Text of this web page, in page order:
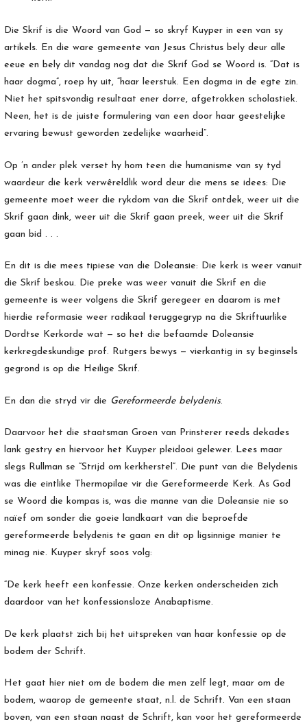
Die Skrif is die Woord van God — so skryf Kuyper in een van sy
artikels. En die ware gemeente van Jesus Christus bely deur alle
eeue en bely dit vandag nog dat die Skrif God se Woord is. “Dat is
haar dogma”, roep hy uit, “haar leerstuk. Een dogma in de egte zin.
Niet het spitsvondig resultaat ener dorre, afgetrokken scholastiek.
Neen, het is de juiste formulering van een door haar geestelijke
ervaring bewust geworden zedelijke waarheid”.
Op ’n ander plek verset hy hom teen die humanisme van sy tyd
waardeur die kerk verwêreldlik word deur die mens se idees: Die
gemeente moet weer die rykdom van die Skrif ontdek, weer uit die
Skrif gaan dink, weer uit die Skrif gaan preek, weer uit die Skrif
gaan bid . . .
En dit is die mees tipiese van die Doleansie: Die kerk is weer vanuit
die Skrif beskou. Die preke was weer vanuit die Skrif en die
gemeente is weer volgens die Skrif geregeer en daarom is met
hierdie reformasie weer radikaal teruggegryp na die Skriftuurlike
Dordtse Kerkorde wat — so het die befaamde Doleansie
kerkregdeskundige prof. Rutgers bewys — vierkantig in sy beginsels
gegrond is op die Heilige Skrif.
En dan die stryd vir die Gereformeerde belydenis.
Daarvoor het die staatsman Groen van Prinsterer reeds dekades
lank gestry en hiervoor het Kuyper pleidooi gelewer. Lees maar
slegs Rullman se “Strijd om kerkherstel”. Die punt van die Belydenis
was die eintlike Thermopilae vir die Gereformeerde Kerk. As God
se Woord die kompas is, was die manne van die Doleansie nie so
naïef om sonder die goeie landkaart van die beproefde
gereformeerde belydenis te gaan en dit op ligsinnige manier te
minag nie. Kuyper skryf soos volg:
“De kerk heeft een konfessie. Onze kerken onderscheiden zich
daardoor van het konfessionsloze Anabaptisme.
De kerk plaatst zich bij het uitspreken van haar konfessie op de
bodem der Schrift.
Het gaat hier niet om de bodem die men zelf legt, maar om de
bodem, waarop de gemeente staat, n.l. de Schrift. Van een staan
boven, van een staan naast de Schrift, kan voor het gereformeerde